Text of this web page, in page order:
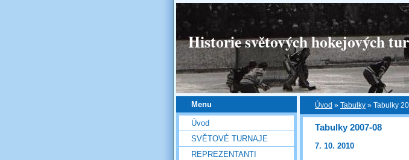
Historie světových hokejových
Úvod » Tabulky » Tabulky
Tabulky 2007-08
7. 10. 2010
Menu
Úvod
SVĚTOVÉ TURNAJE
REPREZENTANTI